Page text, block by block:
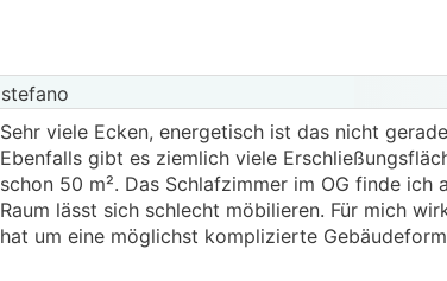
stefano
Sehr viele Ecken, energetisch ist das nicht
Ebenfalls gibt es ziemlich viele
schon 50 m². Das Schlafzimmer im OG finde
Raum lässt sich schlecht möbilieren. Für mich
hat um eine möglichst komplizierte